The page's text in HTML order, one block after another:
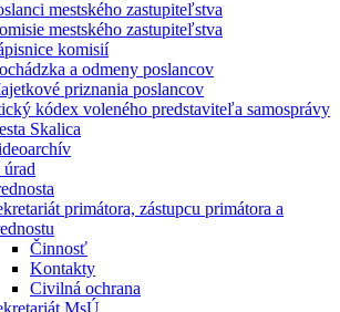
mestského zastupiteľstva
mestského zastupiteľstva
komisií
a odmeny poslancov
priznania poslancov
kódex voleného predstaviteľa samosprávy
Skalica
primátora, zástupcu primátora a
Činnosť
Kontakty
Civilná ochrana
MsÚ